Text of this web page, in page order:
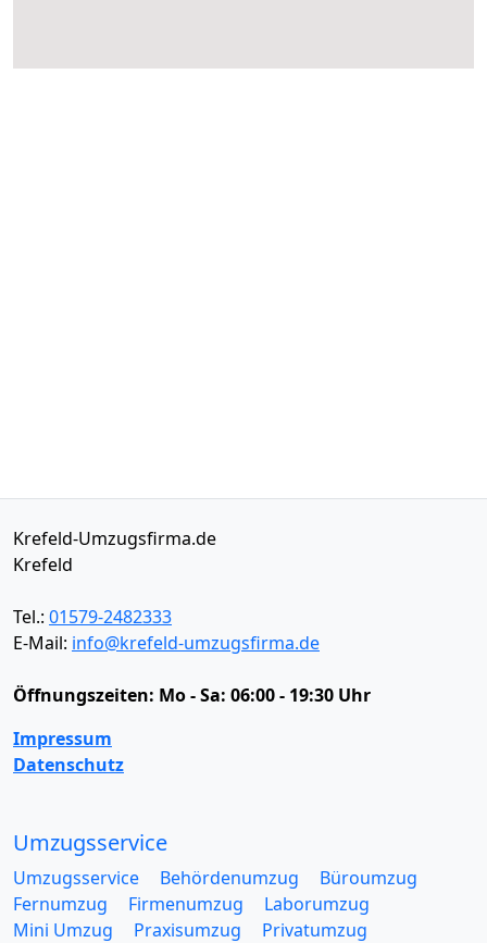
Krefeld-Umzugsfirma.de
Krefeld
Tel.: 01579-2482333
E-Mail: info@krefeld-umzugsfirma.de
Öffnungszeiten: Mo - Sa: 06:00 - 19:30 Uhr
Impressum
Datenschutz
Umzugsservice
Umzugsservice Behördenumzug
Büroumzug
Fernumzug
Firmenumzug
Laborumzug
Mini Umzug
Praxisumzug
Privatumzug